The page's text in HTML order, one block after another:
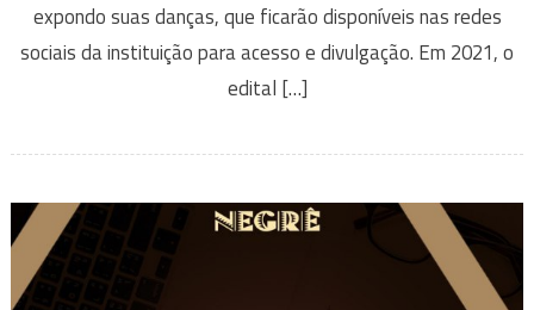
expondo suas danças, que ficarão disponíveis nas redes
sociais da instituição para acesso e divulgação. Em 2021, o
edital […]